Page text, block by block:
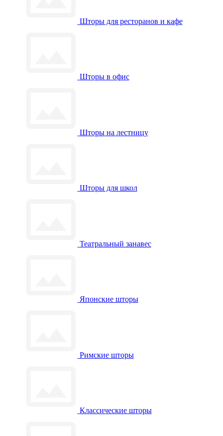
Шторы для ресторанов и кафе
Шторы в офис
Шторы на лестницу
Шторы для школ
Театральный занавес
Японские шторы
Римские шторы
Классические шторы